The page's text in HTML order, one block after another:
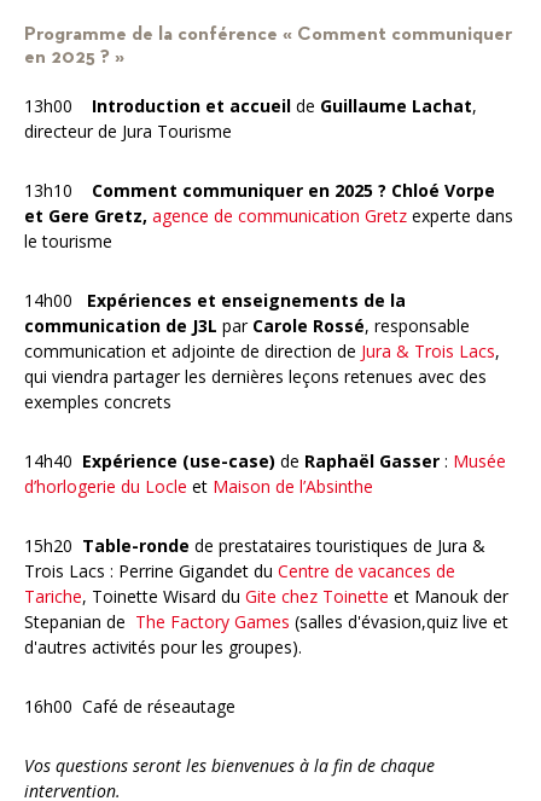
Programme de la conférence « Comment communiquer
en 2025 ? »
13h00 Introduction et accueil de Guillaume Lachat,
directeur de Jura Tourisme
13h10
Comment communiquer en 2025 ? Chloé Vorpe
et Gere Gretz, agence de communication Gretz experte dans
le tourisme
14h00 Expériences et enseignements de la
communication de J3L par Carole Rossé, responsable
communication et adjointe de direction de Jura & Trois Lacs,
qui viendra partager les dernières leçons retenues avec des
exemples concrets
14h40 Expérience (use-case) de Raphaël Gasser : Musée
d’horlogerie du Locle et Maison de l’Absinthe
15h20 Table-ronde de prestataires touristiques de Jura &
Trois Lacs : Perrine Gigandet du Centre de vacances de
Tariche, Toinette Wisard du Gite chez Toinette et Manouk der
Stepanian de The Factory Games (salles d'évasion,quiz live et
d'autres activités pour les groupes).
16h00 Café de réseautage
Vos questions seront les bienvenues à la fin de chaque
intervention.